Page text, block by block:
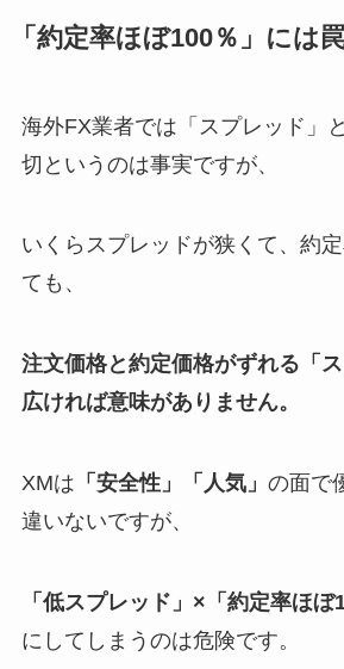
「約定率ほぼ100％」には
海外FX業者では「スプレッド」
切というのは事実ですが、
いくらスプレッドが狭くて、約
ても、
注文価格と約定価格がずれる「
広ければ意味がありません。
XMは 「安全性」「人気」 の面で
違いないですが、
「低スプレッド」×「約定率ほぼ
にしてしまうのは危険です。